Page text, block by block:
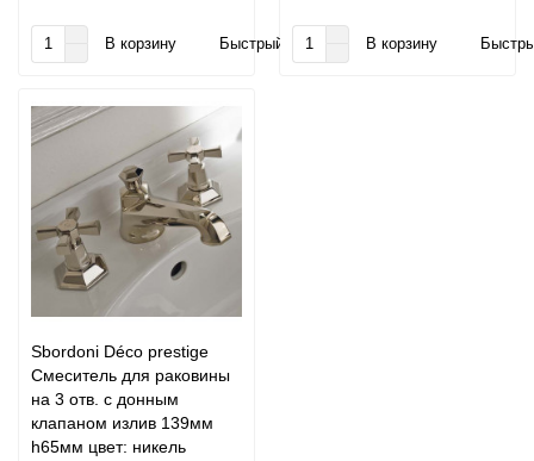
В корзину Быстрый заказ В корзину
Sbordoni Déco prestige
Смеситель для раковины
на 3 отв. с донным
клапаном излив 139мм
h65мм цвет: никель